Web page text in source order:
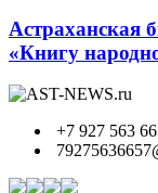
Астраханская
«Книгу
+7 927 563